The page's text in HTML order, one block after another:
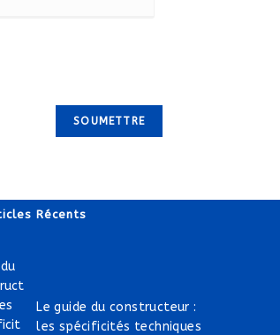
Récents
Le guide du constructeur :
les spécificités techniques